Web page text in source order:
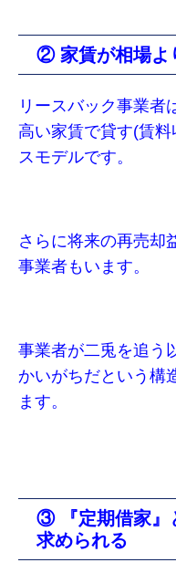
② 家賃が相場よ
リースバック事業者
高い家賃で貸す(賃
スモデルです。
さらに将来の再売却
事業者もいます。
事業者が二兎を追う
かいがちだという構
ます。
③ 『定期借家』
求められる